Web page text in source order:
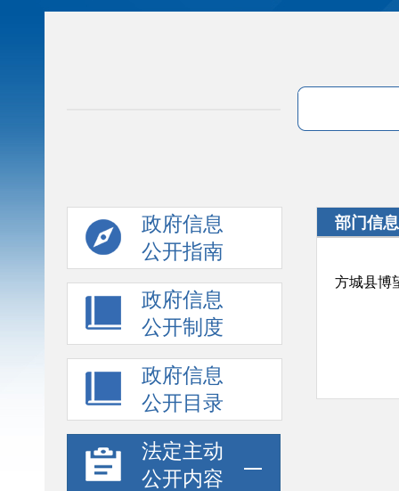
政府信息
公开指南
政府信息
公开制度
政府信息
公开目录
法定主动
公开内容
部门信息
方城县博